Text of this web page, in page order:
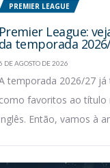
PREMIER LEAGUE
League:
temporada
DE AGOSTO DE 2026
temporada 2026/27
favoritos ao título
Então, vamos à